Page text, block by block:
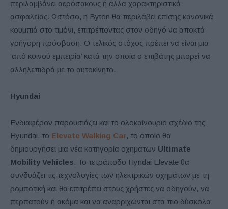
περιλαμβάνει αερόσακους ή άλλα χαρακτηριστικά
ασφαλείας. Ωστόσο, η Byton θα περιλάβει επίσης κανονικά
κουμπιά στο τιμόνι, επιτρέποντας στον οδηγό να αποκτά
γρήγορη πρόσβαση. Ο τελικός στόχος πρέπει να είναι μια
‘από κοινού εμπειρία’ κατά την οποία ο επιβάτης μπορεί να
αλληλεπιδρά με το αυτοκίνητο.
Hyundai
Ενδιαφέρον παρουσιάζει και το ολοκαίνουριο σχέδιο της
Hyundai, το Elevate Walking Car, το οποίο θα
δημιουργήσει μια νέα κατηγορία οχημάτων Ultimate
Mobility Vehicles. Το τετράποδο Hyndai Elevate θα
συνδυάζει τις τεχνολογίες των ηλεκτρικών οχημάτων με τη
ρομποτική και θα επιτρέπει στους χρήστες να οδηγούν, να
περπατούν ή ακόμα και να αναρριχώνται στα πιο δύσκολα